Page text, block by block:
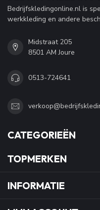
Bedrijfskledingonline.nl is
werkkleding en andere
Midstraat 205
8501 AM Joure
0513-724641
CATEGORIEËN
TOPMERKEN
INFORMATIE